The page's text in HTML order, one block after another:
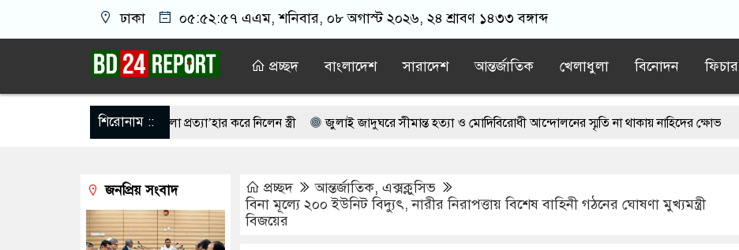
ঢাকা ০৫:৫২:৫৮ এএম, শনিবার, ০৮ অগাস্ট ২০২৬, ২৪ শ্রাবণ ১৪৩৩ বঙ্গাব্দ
প্রচ্ছদ বাংলাদেশ সারাদেশ আন্তর্জাতিক খেলাধুলা বিনোদন ফিচার
শিরোনাম ::
বিচ্ছেদের মা/ম/লা প্রত্যা’হার করে নিলেন স্ত্রী জুলাই জাদুঘরে সীমান্ত হত্যা ও মোদিবিরোধী আন্দোলনের স্মৃতি না থাকায় নাহিদের ক্ষোভ
চালিকা শক্তি’, আগের মন্তব্য থেকে ইউ-টার্ন কঙ্গনা রনৌতের কেবল বিমান হামলা করে ইরানকে কাবু করা সম্ভব নয়: ট্রাম্পের শীর্ষ জেনারেল
ন্যাটোভুক্ত দেশে হামলা চালাতে পারে রাশিয়া রাতে গানের আসর মাতালেন, সকালে আর বাড়ি ফেরা হলো না পেহেলি ভৈরবীর
প্রচ্ছদ আন্তর্জাতিক, এক্সক্লুসিভ
বিনা মূল্যে ২০০ ইউনিট বিদ্যুৎ, নারীর নিরাপত্তায় বিশেষ বাহিনী গঠনের ঘোষণা মুখ্যমন্ত্রী
বিজয়ের
জনপ্রিয় সংবাদ